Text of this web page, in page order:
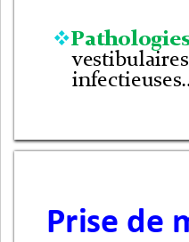

infectieuses
Prise de